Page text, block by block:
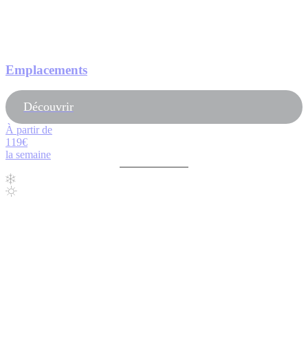
Emplacements
Découvrir
À partir de
119€
la semaine